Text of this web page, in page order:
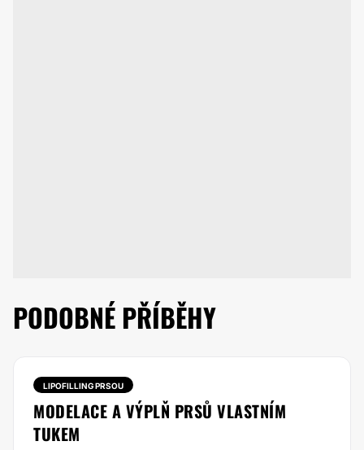
PODOBNÉ PŘÍBĚHY
LIPOFILLING PRSOU
MODELACE A VÝPLŇ PRSŮ VLASTNÍM
TUKEM